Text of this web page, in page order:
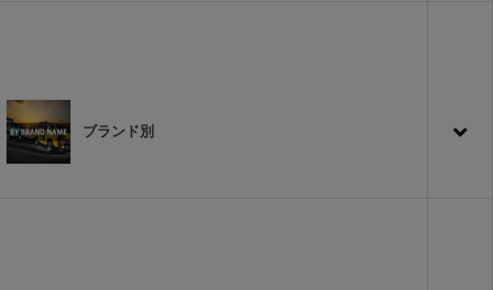
ブランド別